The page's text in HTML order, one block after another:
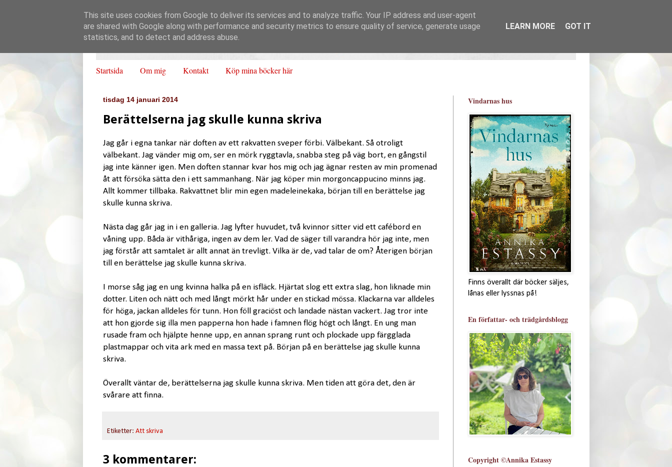
Startsida Om mig Kontakt Köp mina böcker här
tisdag 14 januari 2014
Berättelserna jag skulle kunna skriva
Jag går i egna tankar när doften av ett rakvatten sveper förbi. Välbekant. Så otroligt
välbekant. Jag vänder mig om, ser en mörk ryggtavla, snabba steg på väg bort, en gångstil
jag inte känner igen. Men doften stannar kvar hos mig och jag ägnar resten av min promenad
åt att försöka sätta den i ett sammanhang. När jag köper min morgoncappucino minns jag.
Allt kommer tillbaka. Rakvattnet blir min egen madeleinekaka, början till en berättelse jag
skulle kunna skriva.
Nästa dag går jag in i en galleria. Jag lyfter huvudet, två kvinnor sitter vid ett cafébord en
våning upp. Båda är vithåriga, ingen av dem ler. Vad de säger till varandra hör jag inte, men
jag förstår att samtalet är allt annat än trevligt. Vilka är de, vad talar de om? Återigen början
till en berättelse jag skulle kunna skriva.
I morse såg jag en ung kvinna halka på en isfläck. Hjärtat slog ett extra slag, hon liknade min
dotter. Liten och nätt och med långt mörkt hår under en stickad mössa. Klackarna var alldeles
för höga, jackan alldeles för tunn. Hon föll graciöst och landade nästan vackert. Jag tror inte
att hon gjorde sig illa men papperna hon hade i famnen flög högt och långt. En ung man
rusade fram och hjälpte henne upp, en annan sprang runt och plockade upp färgglada
plastmappar och vita ark med en massa text på. Början på en berättelse jag skulle kunna
skriva.
Överallt väntar de, berättelserna jag skulle kunna skriva. Men tiden att göra det, den är
svårare att finna.
Etiketter: Att skriva
3 kommentarer:
Vindarnas hus
Finns överallt där böcker säljes,
lånas eller lyssnas på!
En författar- och trädgårdsblogg
Copyright ©Annika Estassy
This site uses cookies from Google to deliver its services and to analyze traffic. Your IP address and user-agent
are shared with Google along with performance and security metrics to ensure quality of service, generate usage
statistics, and to detect and address abuse.
LEARN MORE GOT IT